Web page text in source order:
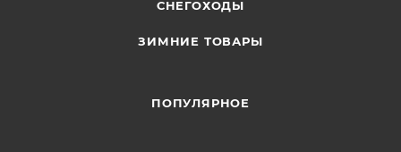
СНЕГОХОДЫ
ЗИМНИЕ ТОВАРЫ
ПОПУЛЯРНОЕ